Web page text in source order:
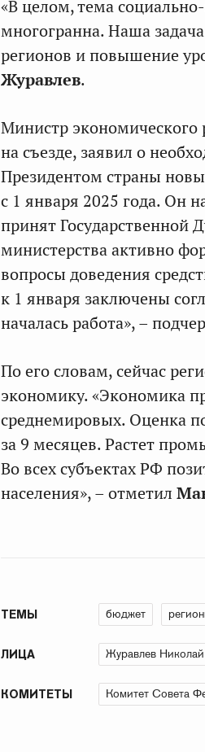
«В целом, тема
многогранна. Наша
регионов и повышение
Журавлев.
Министр экономического
на съезде, заявил о
Президентом страны
с 1 января 2025 года. Он
принят Государственной
министерства активно
вопросы доведения
к 1 января заключены
началась работа», –
По его словам, сейчас
экономику. «Экономика
среднемировых. Оценка
за 9 месяцев. Растет
Во всех субъектах РФ
населения», – отметил
ТЕМЫ бюджет
ЛИЦА Журавлев
КОМИТЕТЫ Комитет Совета